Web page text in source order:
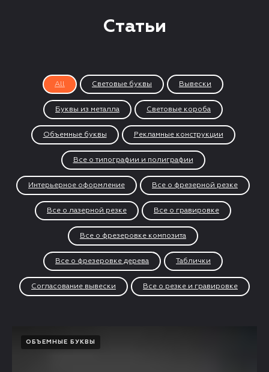
Статьи
All Световые буквы Вывески
Буквы из металла Световые короба
Объемные буквы Рекламные конструкции
Все о типографии и полиграфии
Интерьерное оформление Все о фрезерной резке
Все о лазерной резке Все о гравировке
Все о фрезеровке композита
Все о фрезеровке дерева Таблички
Согласование вывески Все о резке и гравировке
ОБЪЕМНЫЕ БУКВЫ